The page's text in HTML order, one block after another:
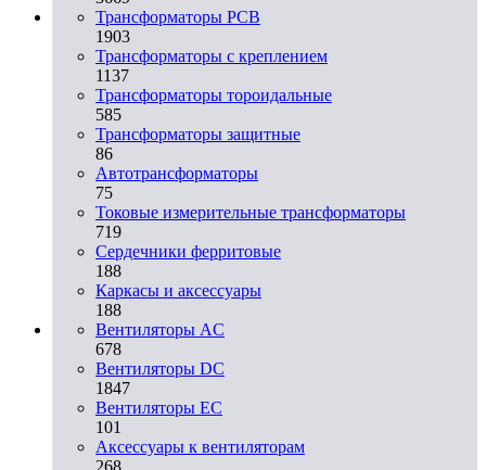
Трансформаторы PCB
1903
Трансформаторы с креплением
1137
Трансформаторы тороидальные
585
Трансформаторы защитные
86
Автотрансформаторы
75
Токовые измерительные трансформаторы
719
Сердечники ферритовые
188
Каркасы и аксессуары
188
Вентиляторы AC
678
Вентиляторы DC
1847
Вентиляторы EC
101
Аксессуары к вентиляторам
268